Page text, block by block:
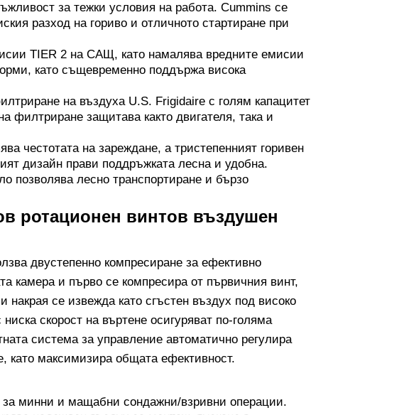
за тежки условия на работа. Cummins се
разход на гориво и отличното стартиране при
TIER 2 на САЩ, като намалява вредните емисии
като същевременно поддържа висока
на въздуха U.S. Frigidaire с голям капацитет
филтриране защитава както двигателя, така и
честотата на зареждане, а тристепенният горивен
дизайн прави поддръжката лесна и удобна.
позволява лесно транспортиране и бързо
ротационен винтов въздушен
двустепенно компресиране за ефективно
камера и първо се компресира от първичния винт,
се извежда като сгъстен въздух под високо
скорост на въртене осигуряват по-голяма
система за управление автоматично регулира
като максимизира общата ефективност.
за минни и мащабни сондажни/взривни операции.